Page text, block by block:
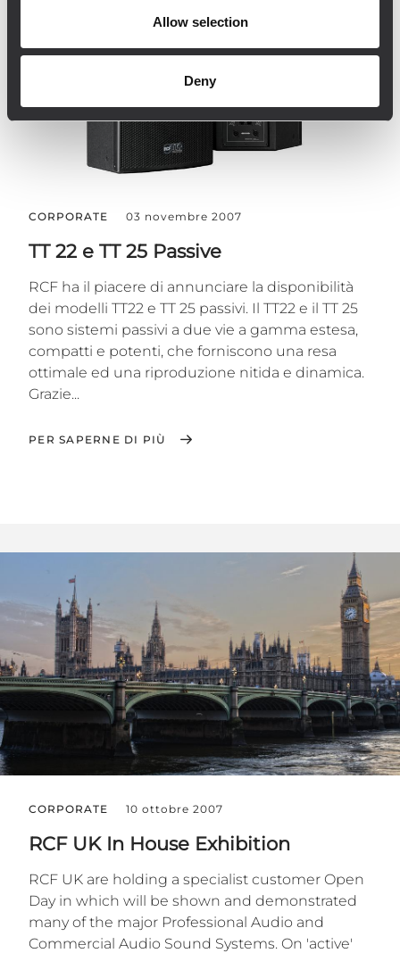
Allow selection
Deny
CORPORATE 03 novembre 2007
TT 22 e TT 25 Passive
RCF ha il piacere di annunciare la disponibilità
dei modelli TT22 e TT 25 passivi. Il TT22 e il TT 25
sono sistemi passivi a due vie a gamma estesa,
compatti e potenti, che forniscono una resa
ottimale ed una riproduzione nitida e dinamica.
Grazie...
PER SAPERNE DI PIÙ
CORPORATE 10 ottobre 2007
RCF UK In House Exhibition
RCF UK are holding a specialist customer Open
Day in which will be shown and demonstrated
many of the major Professional Audio and
Commercial Audio Sound Systems. On 'active'